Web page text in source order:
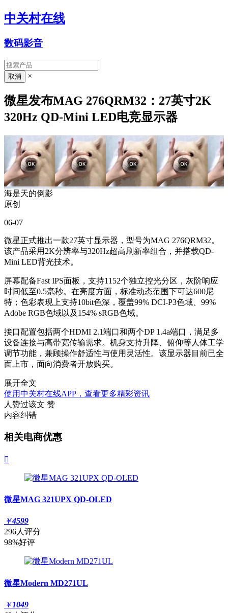
中关村在线
数码影音
×
微星发布MAG 276QRM32：27英寸2K
320Hz QD-Mini LED电竞显示器
海是天的倒影
原创
06-07
微星正式推出一款27英寸显示器，型号为MAG 276QRM32。
该产品采用2K分辨率与320Hz超高刷新率组合，并搭载QD-
Mini LED背光技术。
屏幕配备Fast IPS面板，支持1152个独立控光分区，灰阶响应
时间低至0.5毫秒。在亮度方面，标准动态范围下可达600尼
特；色彩表现上支持10bit色深，覆盖99% DCI-P3色域、99%
Adobe RGB色域以及154% sRGB色域。
接口配置包括两个HDMI 2.1端口和两个DP 1.4a端口，满足多
设备连接与高带宽传输需求。机身支持升降、俯仰等人体工学
调节功能，兼顾操作舒适性与使用灵活性。该显示器目前已全
面上市，面向消费者开放购买。
展开全文
使用中关村在线APP，查看更多精彩资讯
人赞过该文 赞
内容纠错
相关电商优惠

微星MAG 321UPX QD-OLED
￥4599
296人评分
98%好评
微星Modern MD271UL
￥1049